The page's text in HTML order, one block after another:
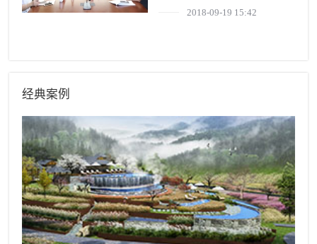
2018-09-19 15:42
经典案例